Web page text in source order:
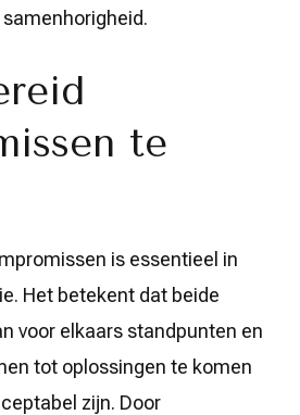
te
is essentieel in
Het betekent dat beide
voor elkaars standpunten en
tot oplossingen te komen
zijn. Door